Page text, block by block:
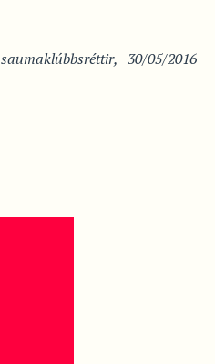
30/05/2016
saumaklúbbsréttir,